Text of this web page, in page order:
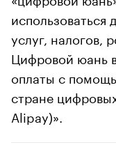
использоваться
услуг, налогов,
Цифровой юань
оплаты с
стране
Alipay)».